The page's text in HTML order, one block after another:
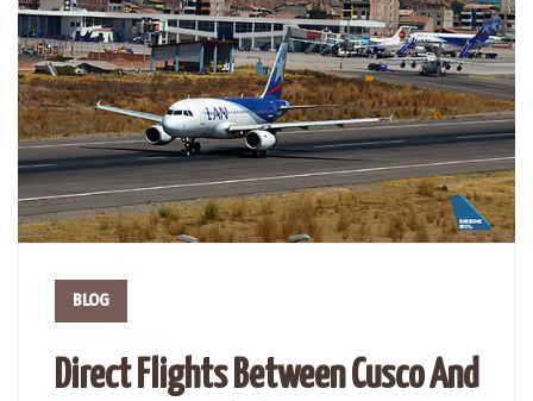
BLOG
Direct Flights Between Cusco And